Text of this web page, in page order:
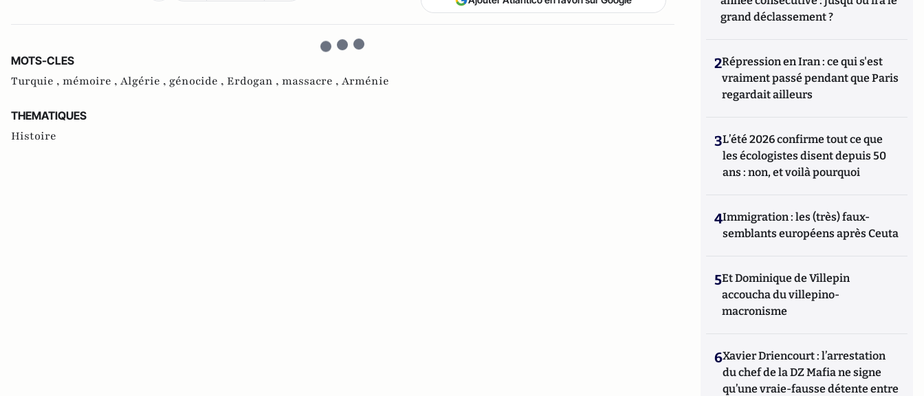
MOTS-CLES
Turquie , mémoire , Algérie , génocide , Erdogan , massacre , Arménie
THEMATIQUES
Histoire
grand déclassement ?
2Répression en Iran : ce qui s'est
vraiment passé pendant que Paris
regardait ailleurs
3L’été 2026 confirme tout ce que
les écologistes disent depuis 50
ans : non, et voilà pourquoi
4Immigration : les (très) faux-
semblants européens après Ceuta
5Et Dominique de Villepin
accoucha du villepino-
macronisme
6Xavier Driencourt : l’arrestation
du chef de la DZ Mafia ne signe
qu’une vraie-fausse détente entre